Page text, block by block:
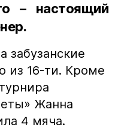
– настоящий
забузанские
из 16-ти. Кроме
Жанна
4 мяча.